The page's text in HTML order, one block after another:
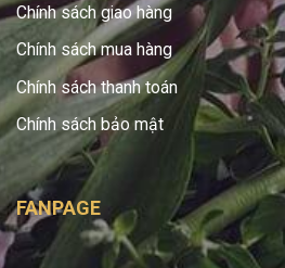
Chính sách giao hàng
Chính sách mua hàng
Chính sách thanh toán
Chính sách bảo mật
FANPAGE